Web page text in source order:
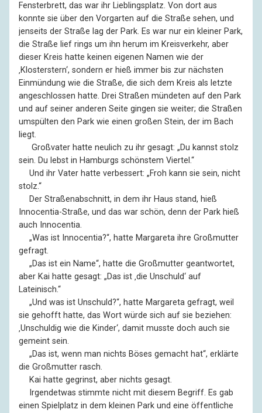
Fensterbrett, das war ihr Lieblingsplatz. Von dort aus
konnte sie über den Vorgarten auf die Straße sehen, und
jenseits der Straße lag der Park. Es war nur ein kleiner Park,
die Straße lief rings um ihn herum im Kreisverkehr, aber
dieser Kreis hatte keinen eigenen Namen wie der
‚Klosterstern‘, sondern er hieß immer bis zur nächsten
Einmündung wie die Straße, die sich dem Kreis als letzte
angeschlossen hatte. Drei Straßen mündeten auf den Park
und auf seiner anderen Seite gingen sie weiter; die Straßen
umspülten den Park wie einen großen Stein, der im Bach
liegt.
Großvater hatte neulich zu ihr gesagt: „Du kannst stolz
sein. Du lebst in Hamburgs schönstem Viertel.“
Und ihr Vater hatte verbessert: „Froh kann sie sein, nicht
stolz.“
Der Straßenabschnitt, in dem ihr Haus stand, hieß
Innocentia-Straße, und das war schön, denn der Park hieß
auch Innocentia.
„Was ist Innocentia?“, hatte Margareta ihre Großmutter
gefragt.
„Das ist ein Name“, hatte die Großmutter geantwortet,
aber Kai hatte gesagt: „Das ist ‚die Unschuld‘ auf
Lateinisch.“
„Und was ist Unschuld?“, hatte Margareta gefragt, weil
sie gehofft hatte, das Wort würde sich auf sie beziehen:
‚Unschuldig wie die Kinder‘, damit musste doch auch sie
gemeint sein.
„Das ist, wenn man nichts Böses gemacht hat“, erklärte
die Großmutter rasch.
Kai hatte gegrinst, aber nichts gesagt.
Irgendetwas stimmte nicht mit diesem Begriff. Es gab
einen Spielplatz in dem kleinen Park und eine öffentliche